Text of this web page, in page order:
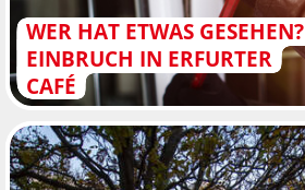
WER HAT ETWAS GESEHEN?
EINBRUCH IN ERFURTER
CAFÉ